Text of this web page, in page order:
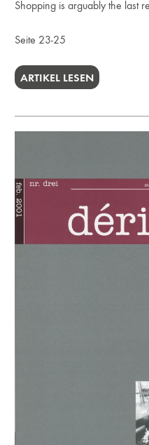
Shopping is arguably the last
Seite 23-25
ARTIKEL LESEN